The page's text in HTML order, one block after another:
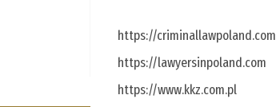
https://criminallawpoland.com
https://lawyersinpoland.com
https://www.kkz.com.pl